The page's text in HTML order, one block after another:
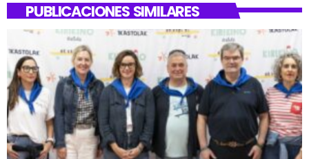
PUBLICACIONES SIMILARES